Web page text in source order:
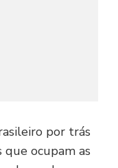
por trás
que ocupam as